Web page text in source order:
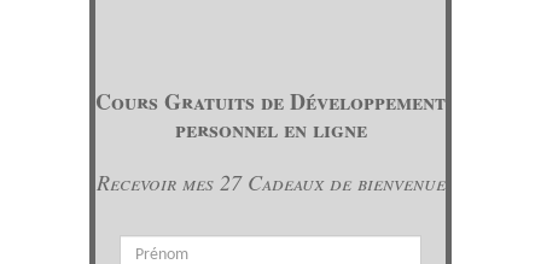
Cours Gratuits de Développement
personnel en ligne
Recevoir mes 27 Cadeaux de bienvenue